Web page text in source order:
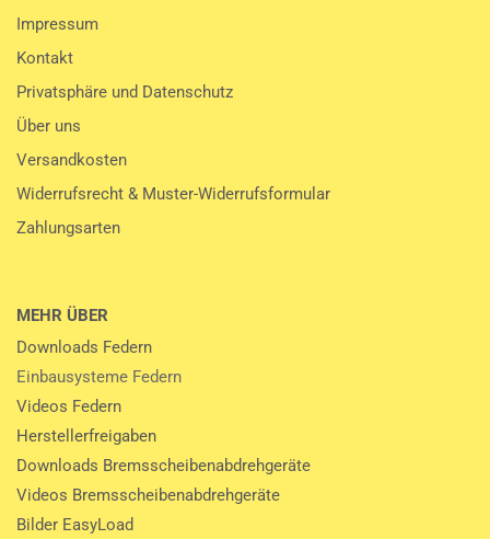
Impressum
Kontakt
Privatsphäre und Datenschutz
Über uns
Versandkosten
Widerrufsrecht & Muster-Widerrufsformular
Zahlungsarten
MEHR ÜBER
Downloads Federn
Einbausysteme Federn
Videos Federn
Herstellerfreigaben
Downloads Bremsscheibenabdrehgeräte
Videos Bremsscheibenabdrehgeräte
Bilder EasyLoad